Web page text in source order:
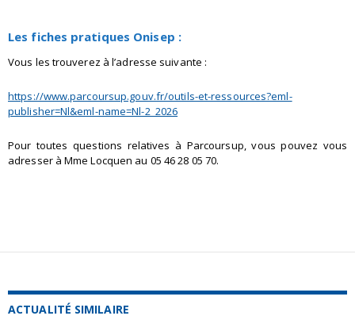
Les fiches pratiques Onisep :
Vous les trouverez à l’adresse suivante :
https://www.parcoursup.gouv.fr/outils-et-ressources?eml-
publisher=Nl&eml-name=Nl-2_2026
Pour toutes questions relatives à Parcoursup, vous pouvez vous
adresser à Mme Locquen au 05 46 28 05 70.
ACTUALITÉ SIMILAIRE